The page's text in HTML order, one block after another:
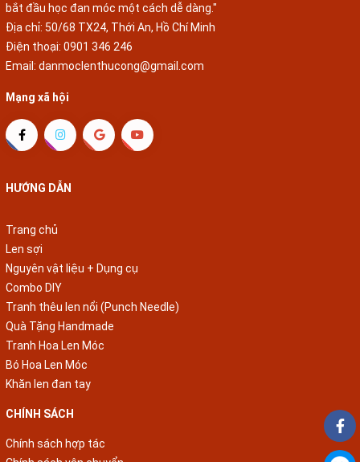
bắt đầu học đan móc một cách dễ dàng."
Địa chỉ: 50/68 TX24, Thới An, Hồ Chí Minh
Điện thoại: 0901 346 246
Email: danmoclenthucong@gmail.com
Mạng xã hội
HƯỚNG DẪN
Trang chủ
Len sợi
Nguyên vật liệu + Dụng cụ
Combo DIY
Tranh thêu len nổi (Punch Needle)
Quà Tặng Handmade
Tranh Hoa Len Móc
Bó Hoa Len Móc
Khăn len đan tay
CHÍNH SÁCH
Chính sách hợp tác